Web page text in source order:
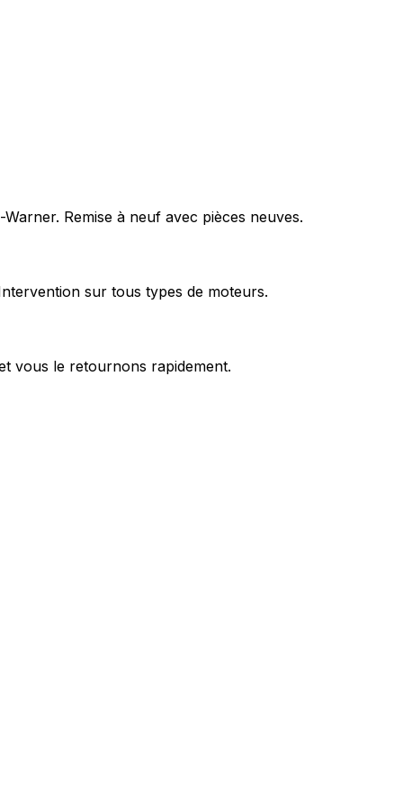
Remise à neuf avec pièces neuves.
sur tous types de moteurs.
vous le retournons rapidement.